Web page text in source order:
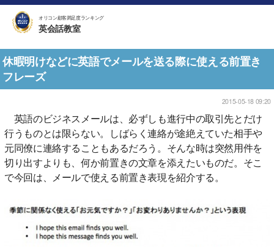
オリコン顧客満足度ランキング
英会話教室
休暇明けなどに英語でメールを送る際に使える前置き
フレーズ
2015-05-18 09:20
英語のビジネスメールは、必ずしも進行中の取引先とだけ
行うものとは限らない。しばらく連絡が途絶えていた相手や
元同僚に連絡することもあるだろう。そんな時は突然用件を
切り出すよりも、何か前置きの文章を添えたいものだ。そこ
で今回は、メールで使える前置き表現を紹介する。